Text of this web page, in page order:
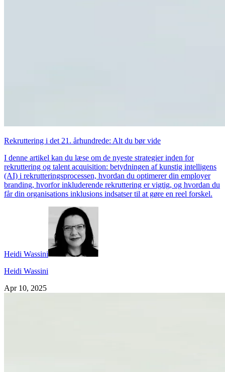
Rekruttering i det 21. århundrede: Alt du bør vide
I denne artikel kan du læse om de nyeste strategier inden for
rekruttering og talent acquisition: betydningen af kunstig intelligens
(AI) i rekrutteringsprocessen, hvordan du optimerer din employer
branding, hvorfor inkluderende rekruttering er vigtig, og hvordan du
får din organisations inklusions indsatser til at gøre en reel forskel.
Heidi Wassini
Heidi Wassini
Apr 10, 2025